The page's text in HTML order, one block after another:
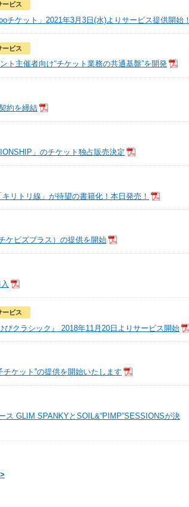
ービス
ケット」2021年3月3日(水)よりサービス提供開始！
ービス
ト主催者向け“チケット業務の共通基盤”を開発
約を締結
」のチケット独占販売決定
リトリ線」が待望の書籍化！本日発売！
ケビズプラス）の提供を開始
ービス
クラシック』 2018年11月20日よりサービス開始
チケット”の提供を開始いたします
ス GLIM SPANKYとSOIL&“PIMP”SESSIONSが決